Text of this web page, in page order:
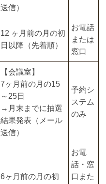
送信）
12 ヶ月前の月の初
日以降（先着順）
お電話
または
窓口
【会議室】
7ヶ月前の月の15
～25日
→月末までに抽選
結果発表（メール
送信）
予約シ
ステム
のみ
6ヶ月前の月の初
お電
話・窓
口また